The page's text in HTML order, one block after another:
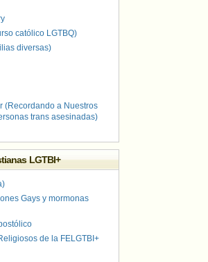
católico LGTBQ)
diversas)
(Recordando a Nuestros
trans asesinadas)
LGTBI+
Gays y mormonas
de la FELGTBI+